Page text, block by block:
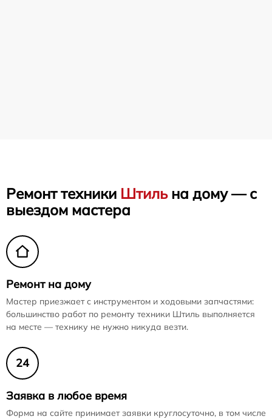
Ремонт техники Штильна дому — с
выездом мастера
Ремонт на дому
Мастер приезжает с инструментом и ходовыми запчастями:
большинство работ по ремонту техники Штиль выполняется
на месте — технику не нужно никуда везти.
24
Заявка в любое время
Форма на сайте принимает заявки круглосуточно, в том числе